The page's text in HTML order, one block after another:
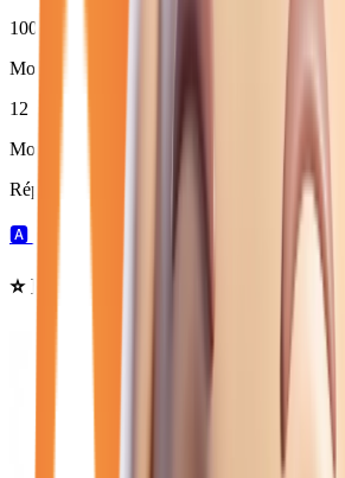
100
Moins de 3 ans (
12
Moins de 50 000 km
Répartition par boîte de vitesses :
🅰️
⭐ Nos meilleures offres jeep hybride